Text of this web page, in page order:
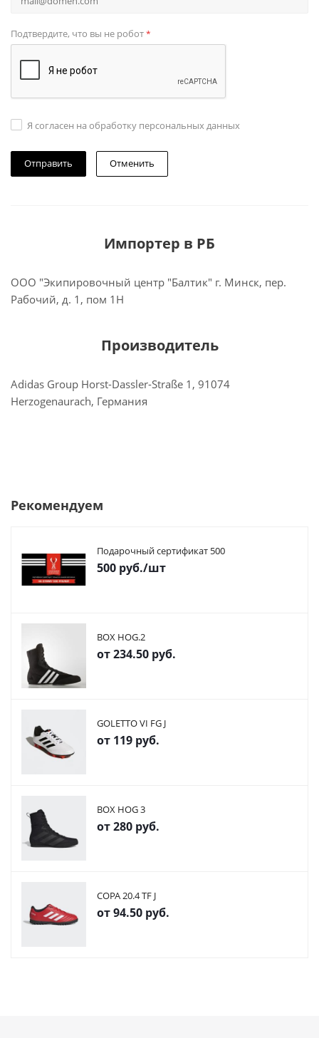
Подтвердите, что вы не робот*
Я согласен на обработку персональных данных
Отменить
Импортер в РБ
ООО "Экипировочный центр "Балтик" г. Минск, пер.
Рабочий, д. 1, пом 1Н
Производитель
Adidas Group Horst-Dassler-Straße 1, 91074
Herzogenaurach, Германия
Рекомендуем
Подарочный сертификат 500
500 руб./шт
BOX HOG.2
от234.50 руб.
GOLETTO VI FG J
от 119 руб.
BOX HOG 3
от280 руб.
COPA 20.4 TF J
от94.50 руб.